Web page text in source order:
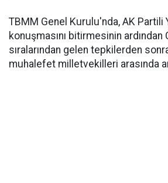
TBMM Genel Kurulu'nda, AK Partili
konuşmasını bitirmesinin ardından
sıralarından gelen tepkilerden
muhalefet milletvekilleri arasında